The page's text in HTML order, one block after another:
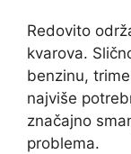
Redovito
kvarova.
benzinu,
najviše
značajno
problema.